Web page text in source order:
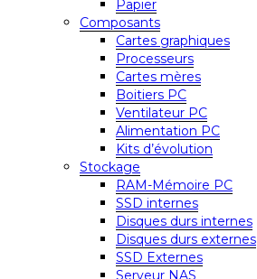
Papier
Composants
Cartes graphiques
Processeurs
Cartes mères
Boitiers PC
Ventilateur PC
Alimentation PC
Kits d’évolution
Stockage
RAM-Mémoire PC
SSD internes
Disques durs internes
Disques durs externes
SSD Externes
Serveur NAS